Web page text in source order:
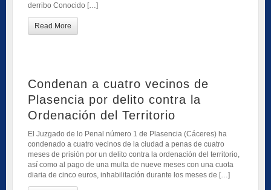
derribo Conocido […]
Read More
Condenan a cuatro vecinos de
Plasencia por delito contra la
Ordenación del Territorio
El Juzgado de lo Penal número 1 de Plasencia (Cáceres) ha
condenado a cuatro vecinos de la ciudad a penas de cuatro
meses de prisión por un delito contra la ordenación del territorio,
así como al pago de una multa de nueve meses con una cuota
diaria de cinco euros, inhabilitación durante los meses de […]